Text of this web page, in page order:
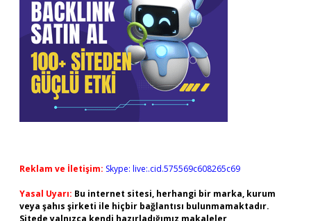
Reklam ve İletişim: Skype: live:.cid.575569c608265c69
Yasal Uyarı: Bu internet sitesi, herhangi bir marka, kurum
veya şahıs şirketi ile hiçbir bağlantısı bulunmamaktadır.
Sitede yalnızca kendi hazırladığımız makaleler